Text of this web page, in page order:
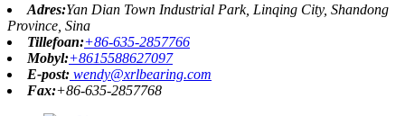
Adres:Yan Dian Town Industrial Park, Linqing City, Shandong
Province, Sina
Tillefoan:+86-635-2857766
Mobyl:+8615588627097
E-post: wendy@xrlbearing.com
Fax:+86-635-2857768